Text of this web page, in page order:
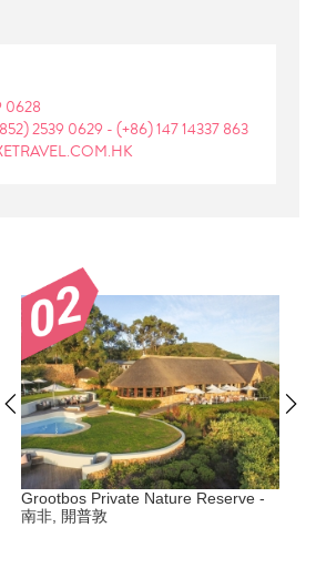
0628
2539 0629 - (+86) 147 14337 863
Grootbos Private Nature Reserve -
南非, 開普敦